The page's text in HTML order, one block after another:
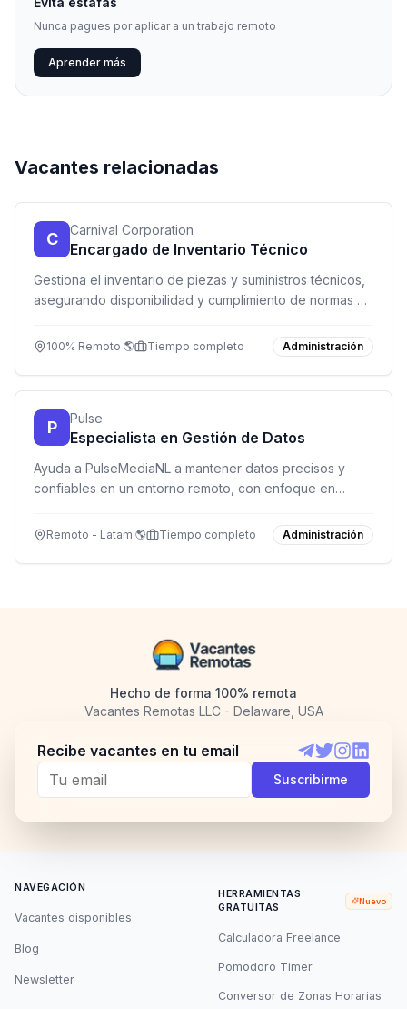
Nunca pagues por aplicar a un trabajo remoto
Aprender más
Vacantes relacionadas
C Carnival Corporation
Encargado de Inventario Técnico
Gestiona el inventario de piezas y suministros técnicos,
asegurando disponibilidad y cumplimiento de normas de
100% Remoto 🌎 Tiempo completo Administración
P Pulse
Especialista en Gestión de Datos
Ayuda a PulseMediaNL a mantener datos precisos y
confiables en un entorno remoto, con enfoque en
Remoto - Latam 🌎 Tiempo completo Administración
Hecho de forma 100% remota
Vacantes Remotas LLC - Delaware, USA
Recibe vacantes en tu email
Telegram
TwitterInstagram
Suscribirme
NAVEGACIÓN
Vacantes disponibles
Blog
Newsletter
HERRAMIENTAS
GRATUITAS
Nuevo
Calculadora Freelance
Pomodoro Timer
Conversor de Zonas Horarias